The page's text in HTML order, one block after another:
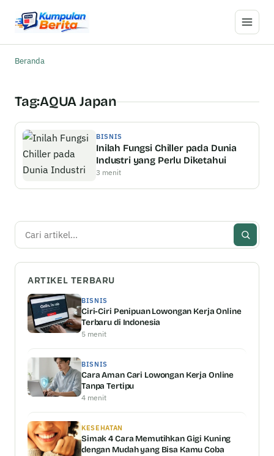
Buka
Beranda
Tag:AQUA Japan
BISNIS
Inilah Fungsi Chiller pada Dunia
Industri yang Perlu Diketahui
3 menit
Cari
ARTIKEL TERBARU
BISNIS
Ciri-Ciri Penipuan Lowongan Kerja Online
Terbaru di Indonesia
5 menit
BISNIS
Cara Aman Cari Lowongan Kerja Online
Tanpa Tertipu
4 menit
KESEHATAN
Simak 4 Cara Memutihkan Gigi Kuning
dengan Mudah yang Bisa Kamu Coba